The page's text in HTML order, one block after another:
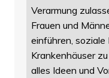
Verarmung
Frauen und
einführen, soziale
Krankenhäuser
alles Ideen und